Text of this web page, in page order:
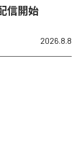
信開始
2026.8.8